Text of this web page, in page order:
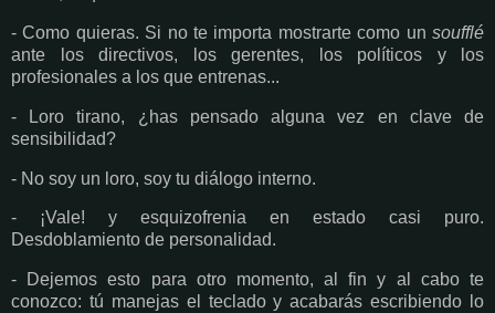
- Como quieras. Si no te importa mostrarte como un soufflé
ante los directivos, los gerentes, los políticos y los
profesionales a los que entrenas...
- Loro tirano, ¿has pensado alguna vez en clave de
sensibilidad?
- No soy un loro, soy tu diálogo interno.
- ¡Vale! y esquizofrenia en estado casi puro.
Desdoblamiento de personalidad.
- Dejemos esto para otro momento, al fin y al cabo te
conozco: tú manejas el teclado y acabarás escribiendo lo